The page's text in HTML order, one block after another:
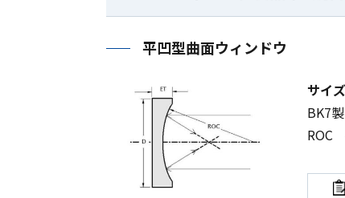
平凹型曲面ウィンドウ
サイ
BK7
ROC